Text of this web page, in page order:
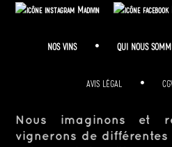
NOS VINS • QUI NOUS
AVIS LÉGAL •
Nous imaginons et
vignerons de différentes